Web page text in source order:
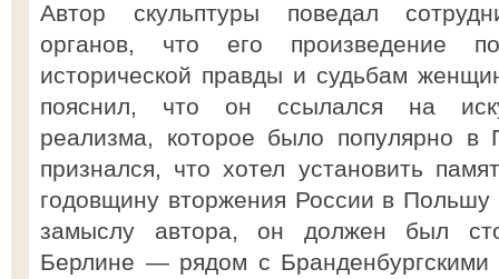
Автор скульптуры поведал
органов, что его произведение
исторической правды и судьбам
пояснил, что он ссылался на
реализма, которое было популярно
признался, что хотел установить
годовщину вторжения России в Польшу
замыслу автора, он должен был
Берлине — рядом с Бранденбургскими